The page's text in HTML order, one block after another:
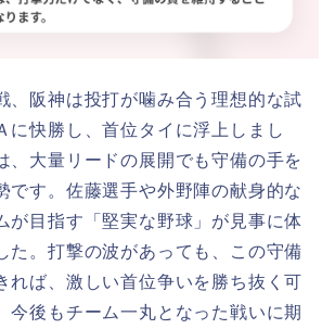
、阪神は投打が噛み合う理想的な試
に快勝し、首位タイに浮上しまし
、大量リードの展開でも守備の手を
です。佐藤選手や外野陣の献身的な
が目指す「堅実な野球」が見事に体
た。打撃の波があっても、この守備
れば、激しい首位争いを勝ち抜く可
今後もチーム一丸となった戦いに期